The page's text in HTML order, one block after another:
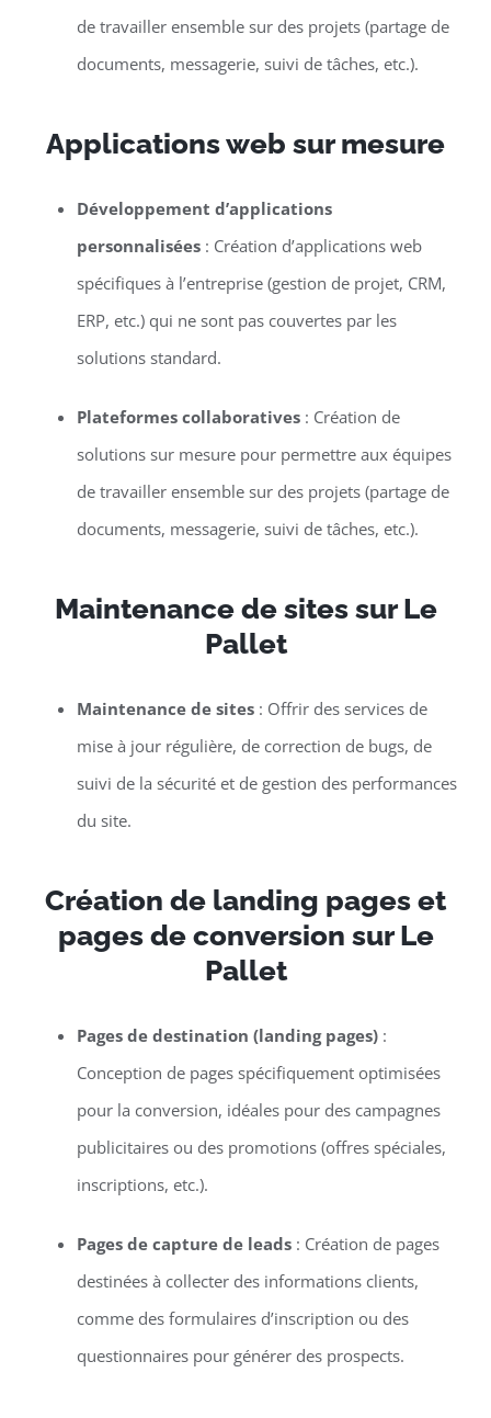
de travailler ensemble sur des projets (partage de
documents, messagerie, suivi de tâches, etc.).
Applications web sur mesure
Développement d’applications
personnalisées: Création d’applications web
spécifiques à l’entreprise (gestion de projet, CRM,
ERP, etc.) qui ne sont pas couvertes par les
solutions standard.
Plateformes collaboratives: Création de
solutions sur mesure pour permettre aux équipes
de travailler ensemble sur des projets (partage de
documents, messagerie, suivi de tâches, etc.).
Maintenance de sites sur Le
Pallet
Maintenance de sites: Offrir des services de
mise à jour régulière, de correction de bugs, de
suivi de la sécurité et de gestion des performances
du site.
Création de landing pages et
pages de conversion sur Le
Pallet
Pages de destination (landing pages):
Conception de pages spécifiquement optimisées
pour la conversion, idéales pour des campagnes
publicitaires ou des promotions (offres spéciales,
inscriptions, etc.).
Pages de capture de leads: Création de pages
destinées à collecter des informations clients,
comme des formulaires d’inscription ou des
questionnaires pour générer des prospects.